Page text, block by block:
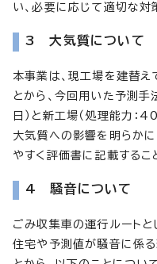
い、必要に応じて適切な対
3 大気質について
本事業は、現工場を建替
とから、今回用いた予測
日）と新工場（処理能力
大気質への影響を明らか
やすく評価書に記載するこ
4 騒音について
ごみ収集車の運行ルートと
住宅や予測値が騒音に係